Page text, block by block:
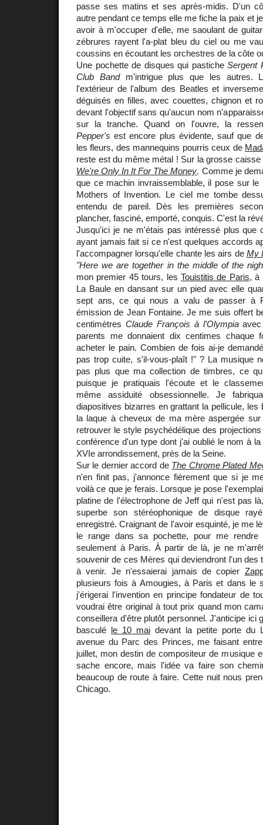
passe ses matins et ses après-midis. D'un
autre pendant ce temps elle me fiche la paix et
avoir à m'occuper d'elle, me saoulant de
zébrures rayent l'a-plat bleu du ciel ou me
coussins en écoutant les orchestres de la côte
Une pochette de disques qui pasticheSergent
Club Bandm'intrigue plus que les autres.
l'extérieur de l'album des Beatles et
déguisés en filles, avec couettes, chignon et
devant l'objectif sans qu'aucun nom
sur la tranche. Quand on l'ouvre, la
Pepper's est encore plus évidente, sauf que
les fleurs, des mannequins pourris ceux de
reste est du même métal ! Sur la grosse caisse
We're Only In It For The Money. Comme je
que ce machin invraissemblable, il pose sur le
Mothers of Invention. Le ciel me tombe
entendu de pareil. Dès les premières
plancher, fasciné, emporté, conquis. C'est la
Jusqu'ici je ne m'étais pas intéressé plus que
ayant jamais fait si ce n'est quelques accords
l'accompagner lorsqu'elle chante les airs de My
"Here we are together in the middle of the
mon premier 45 tours, les Touistitis de Paris, à
La Baule en dansant sur un pied avec elle
sept ans, ce qui nous a valu de passer à
émission de Jean Fontaine. Je me suis offert
centimètres Claude François à l'Olympiaavec
parents me donnaient dix centimes chaque
acheter le pain. Combien de fois ai-je
pas trop cuite, s'il-vous-plaît !" ? La musique
pas plus que ma collection de timbres, ce
puisque je pratiquais l'écoute et le
même assiduité obsessionnelle. Je
diapositives bizarres en grattant la pellicule, les
la laque à cheveux de ma mère aspergée
retrouver le style psychédélique des
conférence d'un type dont j'ai oublié le nom à
XVIe arrondissement, près de la Seine.
Sur le dernier accord de The Chrome Plated
n'en finit pas, j'annonce fièrement que si je
voilà ce que je ferais. Lorsque je pose
platine de l'électrophone de Jeff qui n'est pas
superbe son stéréophonique de disque
enregistré. Craignant de l'avoir esquinté, je me
le range dans sa pochette, pour me rendre
seulement à Paris. À partir de là, je ne
souvenir de ces Mères qui deviendront l'un des
à venir. Je n'essaierai jamais de copier
plusieurs fois à Amougies, à Paris et dans le
j'érigerai l'invention en principe fondateur de
voudrai être original à tout prix quand mon
conseillera d'être plutôt personnel. J'anticipe ici
basculé le 10 mai devant la petite porte du
avenue du Parc des Princes, me faisant
juillet, mon destin de compositeur de musique
sache encore, mais l'idée va faire son
beaucoup de route à faire. Cette nuit nous
Chicago.